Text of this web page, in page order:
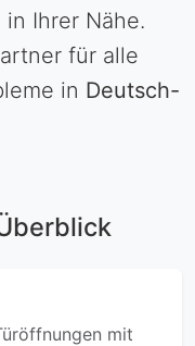
Ihrer Nähe.
für alle
in Deutsch-
mit